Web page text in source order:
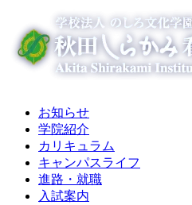
お知らせ
学院紹介
カリキュラム
キャンパスライフ
進路・就職
入試案内